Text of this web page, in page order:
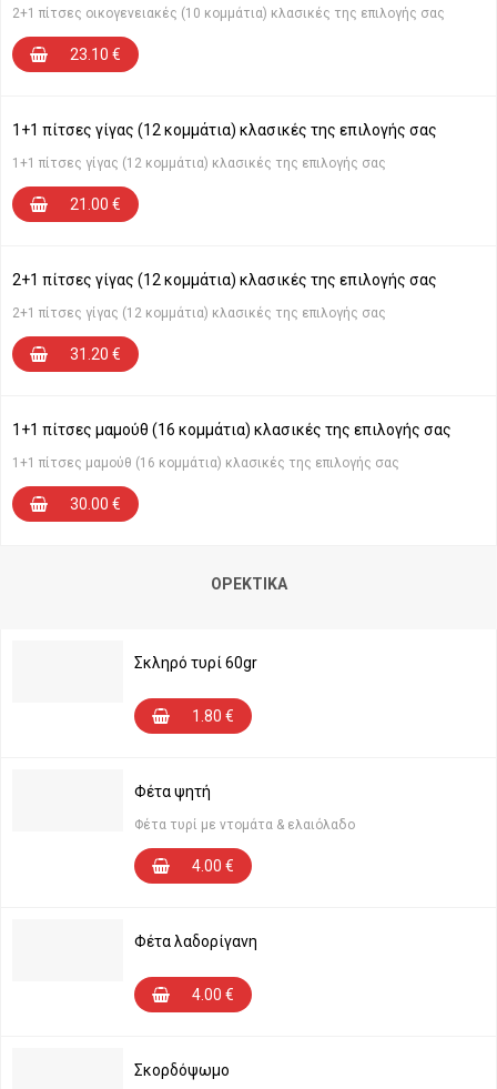
2+1 πίτσες oικογενειακές (10 κομμάτια) κλασικές της επιλογής σας
23.10 €
1+1 πίτσες γίγας (12 κομμάτια) κλασικές της επιλογής σας
1+1 πίτσες γίγας (12 κομμάτια) κλασικές της επιλογής σας
21.00 €
2+1 πίτσες γίγας (12 κομμάτια) κλασικές της επιλογής σας
2+1 πίτσες γίγας (12 κομμάτια) κλασικές της επιλογής σας
31.20 €
1+1 πίτσες μαμούθ (16 κομμάτια) κλασικές της επιλογής σας
1+1 πίτσες μαμούθ (16 κομμάτια) κλασικές της επιλογής σας
30.00 €
ΟΡΕΚΤΙΚΆ
Σκληρό τυρί 60gr
1.80 €
Φέτα ψητή
Φέτα τυρί με ντομάτα & ελαιόλαδο
4.00 €
Φέτα λαδορίγανη
4.00 €
Σκορδόψωμο